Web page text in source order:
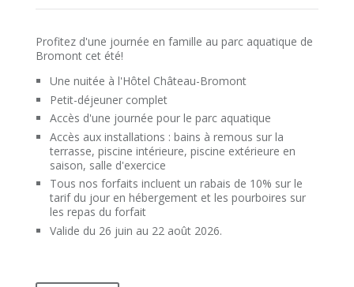
Profitez d'une journée en famille au parc aquatique de
Bromont cet été!
Une nuitée à l'Hôtel Château-Bromont
Petit-déjeuner complet
Accès d'une journée pour le parc aquatique
Accès aux installations : bains à remous sur la
terrasse, piscine intérieure, piscine extérieure en
saison, salle d'exercice
Tous nos forfaits incluent un rabais de 10% sur le
tarif du jour en hébergement et les pourboires sur
les repas du forfait
Valide du 26 juin au 22 août 2026.